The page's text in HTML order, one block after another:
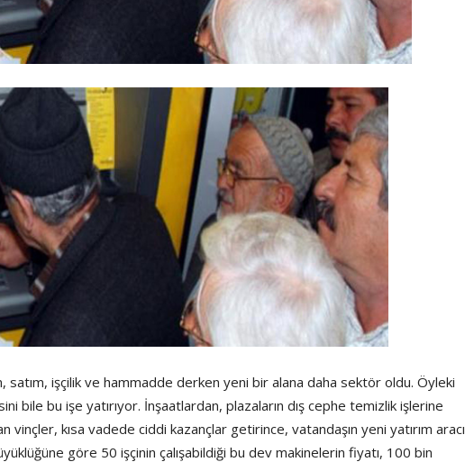
satım, işçilik ve hammadde derken yeni bir alana daha sektör oldu. Öyleki
bile bu işe yatırıyor. İnşaatlardan, plazaların dış cephe temizlik işlerine
vinçler, kısa vadede ciddi kazançlar getirince, vatandaşın yeni yatırım aracı
göre 50 işçinin çalışabildiği bu dev makinelerin fiyatı, 100 bin